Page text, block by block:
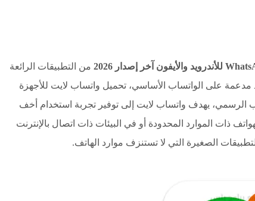
من التطبيقات الرائعة
مدعمة على الواتساب الأساسي، تحميل واتساب لايت للأجهزة
يهدف واتساب لايت إلى توفير تجربة استخدام أخف
ذات الموارد المحدودة أو في البيئات ذات اتصال بالإنترنت
الصغيرة التي لا تستنزف موارد الهاتف.